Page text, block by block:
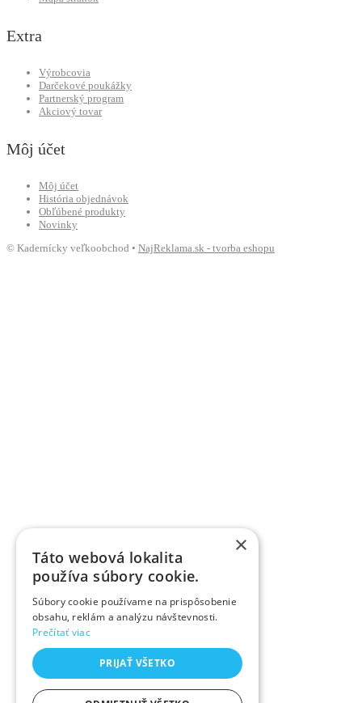
Extra
Výrobcovia
Darčekové poukážky
Partnerský program
Akciový tovar
Môj účet
Môj účet
História objednávok
Obľúbené produkty
Novinky
© Kadernícky veľkoobchod • NajReklama.sk - tvorba eshopu
×
Táto webová lokalita
používa súbory cookie.
Súbory cookie používame na prispôsobenie
obsahu, reklám a analýzu návštevnosti.
Prečítať viac
PRIJAŤ VŠETKO